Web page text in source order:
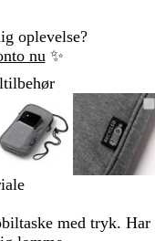
oplevelse?
nu ✨
Zoombart
billede
Zoomet
til
minimum
Klik
for
at
udvide
Brug
tasterne
plus
og
at
zoome
til
Klik
for
at
Brug
plus
og
minus
at
med tryk. Har